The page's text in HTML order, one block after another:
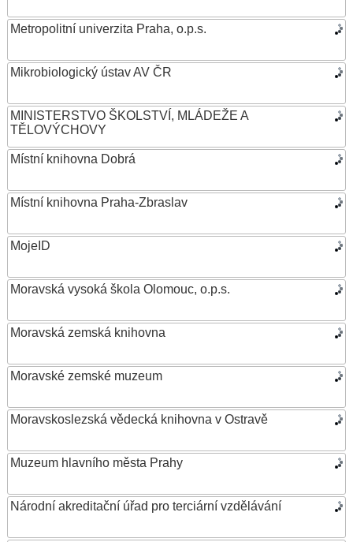
Metropolitní univerzita Praha, o.p.s.
Mikrobiologický ústav AV ČR
MINISTERSTVO ŠKOLSTVÍ, MLÁDEŽE A
TĚLOVÝCHOVY
Místní knihovna Dobrá
Místní knihovna Praha-Zbraslav
MojeID
Moravská vysoká škola Olomouc, o.p.s.
Moravská zemská knihovna
Moravské zemské muzeum
Moravskoslezská vědecká knihovna v Ostravě
Muzeum hlavního města Prahy
Národní akreditační úřad pro terciární vzdělávání